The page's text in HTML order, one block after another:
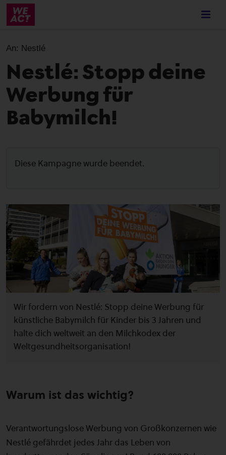
Skip
content
An: Nestlé
Nestlé: Stopp deine
Werbung für
Babymilch!
Diese Kampagne wurde beendet.
Wir fordern von Nestlé: Stopp deine Werbung für
künstliche Babymilch für Kinder bis 3 Jahren und
halte dich weltweit an den Milchkodex der
Weltgesundheitsorganisation!
Warum ist das wichtig?
Verantwortungslose Werbung von Großkonzernen wie
Nestlé gefährdet jedes Jahr das Leben von